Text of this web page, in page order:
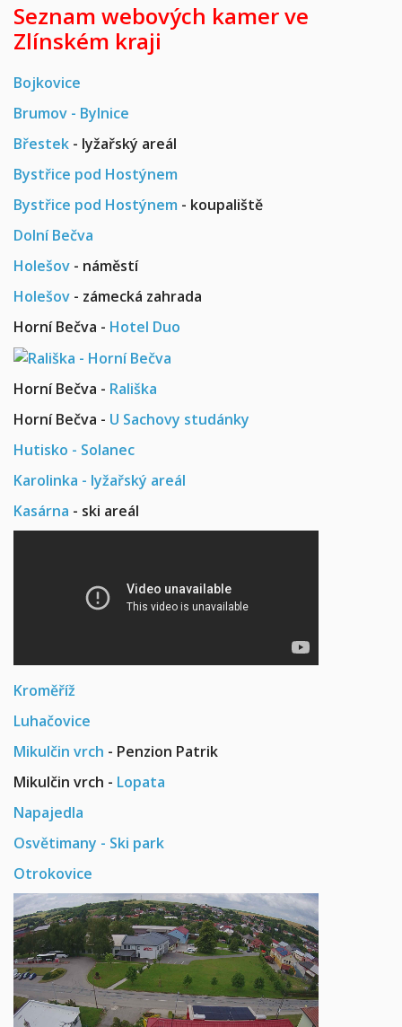
Seznam webových kamer ve
Zlínském kraji
Bojkovice
Brumov - Bylnice
Břestek - lyžařský areál
Bystřice pod Hostýnem
Bystřice pod Hostýnem - koupaliště
Dolní Bečva
Holešov - náměstí
Holešov - zámecká zahrada
Horní Bečva - Hotel Duo
Horní Bečva - Rališka
Horní Bečva - U Sachovy studánky
Hutisko - Solanec
Karolinka - lyžařský areál
Kasárna - ski areál
Kroměříž
Luhačovice
Mikulčin vrch - Penzion Patrik
Mikulčin vrch - Lopata
Napajedla
Osvětimany - Ski park
Otrokovice